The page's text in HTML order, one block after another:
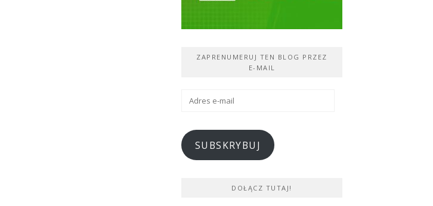
ZAPRENUMERUJ TEN BLOG PRZEZ
E-MAIL
Adres
SUBSKRYBUJ
DOŁĄCZ TUTAJ!